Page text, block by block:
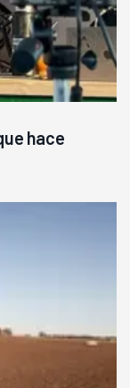
hace